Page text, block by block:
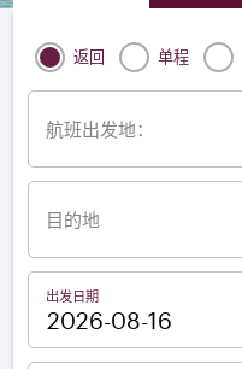
返回 单程
航班出发地：
目的地
出发日期